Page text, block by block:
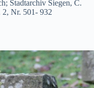
Stadtarchiv Siegen, C.
2, Nr. 501- 932